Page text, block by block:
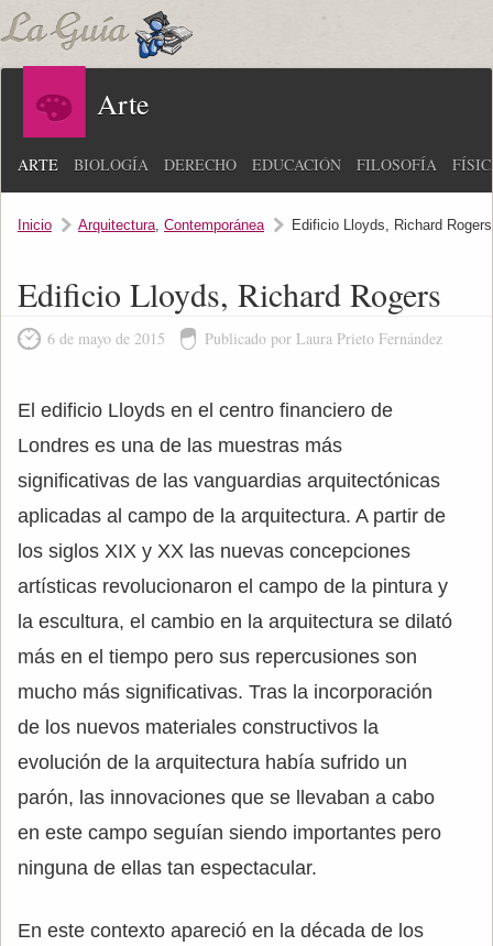
Arte
ARTE BIOLOGÍA DERECHO EDUCACIÓN FILOSOFÍA
Inicio Arquitectura, Contemporánea Edificio Lloyds, Richard Rogers
Edificio Lloyds, Richard Rogers
6 de mayo de 2015 Publicado por Laura Prieto Fernández
El edificio Lloyds en el centro financiero de
Londres es una de las muestras más
significativas de las vanguardias arquitectónicas
aplicadas al campo de la arquitectura. A partir de
los siglos XIX y XX las nuevas concepciones
artísticas revolucionaron el campo de la pintura y
la escultura, el cambio en la arquitectura se dilató
más en el tiempo pero sus repercusiones son
mucho más significativas. Tras la incorporación
de los nuevos materiales constructivos la
evolución de la arquitectura había sufrido un
parón, las innovaciones que se llevaban a cabo
en este campo seguían siendo importantes pero
ninguna de ellas tan espectacular.
En este contexto apareció en la década de los